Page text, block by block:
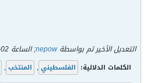
التعديل الأخير تم بواسطة nepow; الساعة 02-01-2009, 10:33 PM
الكلمات الدلالية: الفلسطيني , المنتخب ,